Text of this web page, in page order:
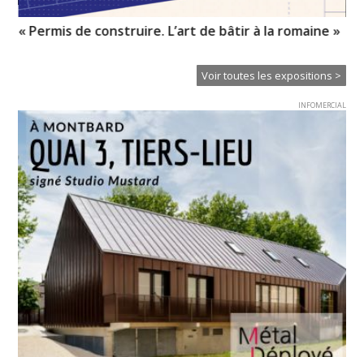
« Permis de construire. L’art de bâtir à la romaine »
Voir toutes les expositions >
INFOMERCIAL